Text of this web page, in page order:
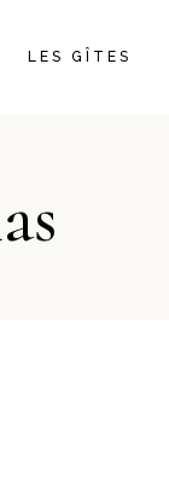
LES GÎTES